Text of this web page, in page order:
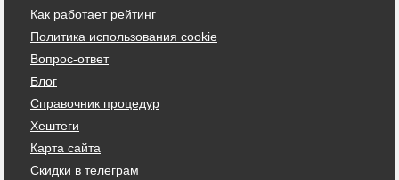
Как работает рейтинг
Политика использования cookie
Вопрос-ответ
Блог
Справочник процедур
Хештеги
Карта сайта
Скидки в телеграм